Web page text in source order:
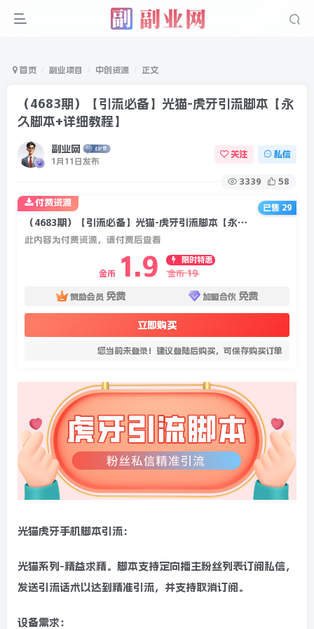
首页 副业项目 中创资源 正文
（4683期）【引流必备】光猫-虎牙引流脚本【永
久脚本+详细教程】
副业网
1月11日发布
关注 私信
3339 58
（4683期）【引流必备】光猫-虎牙引流脚本【永久脚本+详细教程】
此内容为付费资源，请付费后查看
金币 1.9
限时特惠
金币 19
赞助会员 免费 加盟合伙 免费
立即购买
您当前未登录！建议登陆后购买，可保存购买订单
付费资源
已售 29
光猫虎牙手机脚本引流：
光猫系列-精益求精。脚本支持定向播主粉丝列表订阅私信，
发送引流话术以达到精准引流，并支持取消订阅。
设备需求：